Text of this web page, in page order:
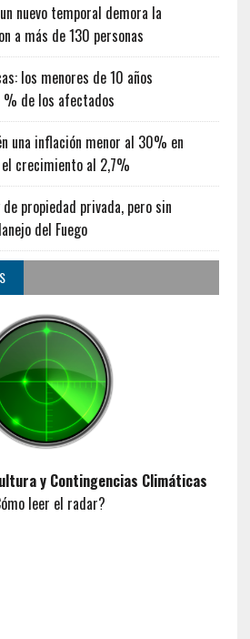
nuevo temporal demora la
a más de 130 personas
los menores de 10 años
de los afectados
una inflación menor al 30% en
crecimiento al 2,7%
de propiedad privada, pero sin
del Fuego
y Contingencias Climáticas
leer el radar?